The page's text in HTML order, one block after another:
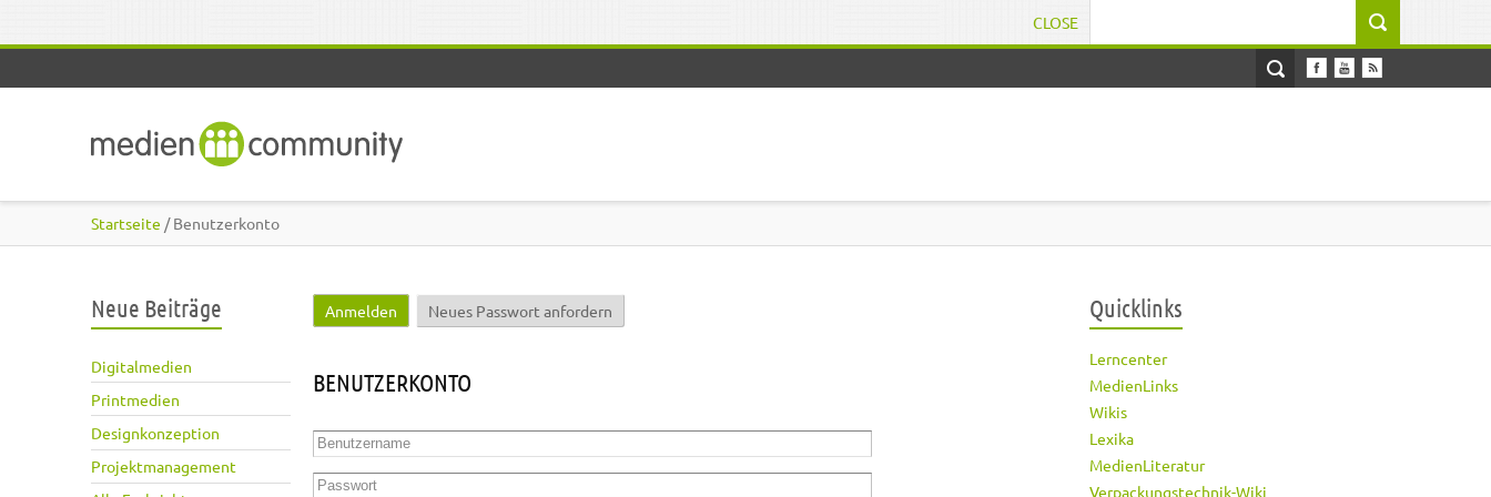
CLOSE
Startseite / Benutzerkonto
Neue Beiträge
Digitalmedien
Printmedien
Designkonzeption
Projektmanagement
Haupt-Reiter
Anmelden (aktiver Reiter)
Neues Passwort anfordern
BENUTZERKONTO
Benutzername
Passwort
Quicklinks
Lerncenter
MedienLinks
Wikis
Lexika
MedienLiteratur
Verpackungstechnik-Wiki